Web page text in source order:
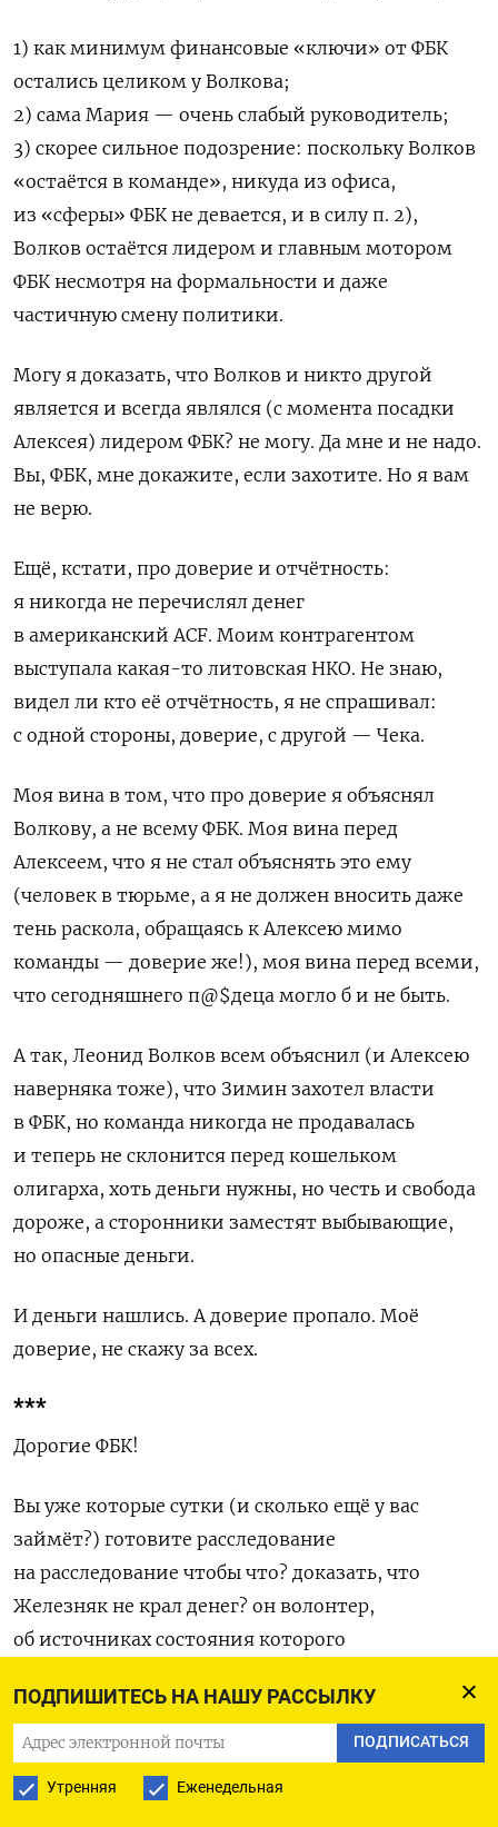
ПОДПИШИТЕСЬ НА НАШУ РАССЫЛКУ
ПОДПИСАТЬСЯ
Утренняя Еженедельная
1) как минимум финансовые «ключи» от ФБК
остались целиком у Волкова;
2) сама Мария — очень слабый руководитель;
3) скорее сильное подозрение: поскольку Волков
«остаётся в команде», никуда из офиса,
из «сферы» ФБК не девается, и в силу п. 2),
Волков остаётся лидером и главным мотором
ФБК несмотря на формальности и даже
частичную смену политики.
Могу я доказать, что Волков и никто другой
является и всегда являлся (с момента посадки
Алексея) лидером ФБК? не могу. Да мне и не надо.
Вы, ФБК, мне докажите, если захотите. Но я вам
не верю.
Ещё, кстати, про доверие и отчётность:
я никогда не перечислял денег
в американский ACF. Моим контрагентом
выступала какая-то литовская НКО. Не знаю,
видел ли кто её отчётность, я не спрашивал:
с одной стороны, доверие, с другой — Чека.
Моя вина в том, что про доверие я объяснял
Волкову, а не всему ФБК. Моя вина перед
Алексеем, что я не стал объяснять это ему
(человек в тюрьме, а я не должен вносить даже
тень раскола, обращаясь к Алексею мимо
команды — доверие же!), моя вина перед всеми,
что сегодняшнего п@$деца могло б и не быть.
А так, Леонид Волков всем объяснил (и Алексею
наверняка тоже), что Зимин захотел власти
в ФБК, но команда никогда не продавалась
и теперь не склонится перед кошельком
олигарха, хоть деньги нужны, но честь и свобода
дороже, а сторонники заместят выбывающие,
но опасные деньги.
И деньги нашлись. А доверие пропало. Моё
доверие, не скажу за всех.
***
Дорогие ФБК!
Вы уже которые сутки (и сколько ещё у вас
займёт?) готовите расследование
на расследование чтобы что? доказать, что
Железняк не крал денег? он волонтер,
об источниках состояния которого
решения суда? «…разумные основание
полагать…», «…сомнения трактуются в пользу…»,
презумпция невиновности?